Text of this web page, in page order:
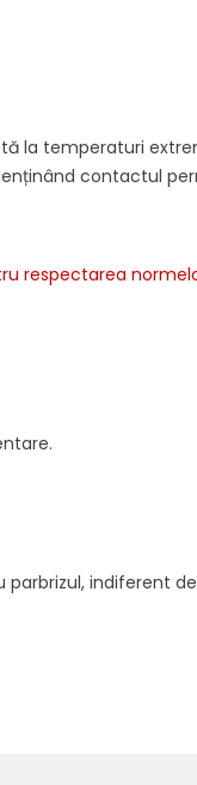
la temperaturi
contactul
respectarea
indiferent